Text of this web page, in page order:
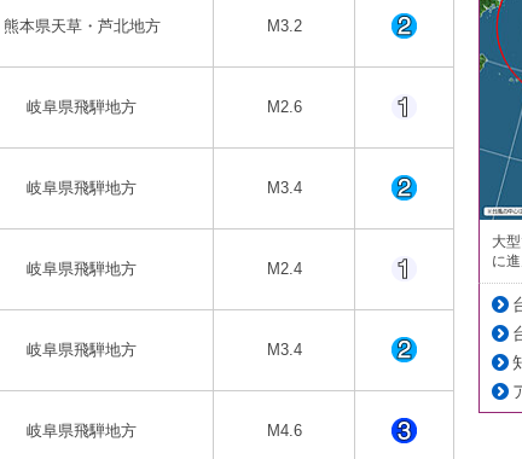
熊本県天草・芦北地方 M3.2
岐阜県飛騨地方 M2.6
岐阜県飛騨地方 M3.4
岐阜県飛騨地方 M2.4
岐阜県飛騨地方 M3.4
岐阜県飛騨地方 M4.6
大
に